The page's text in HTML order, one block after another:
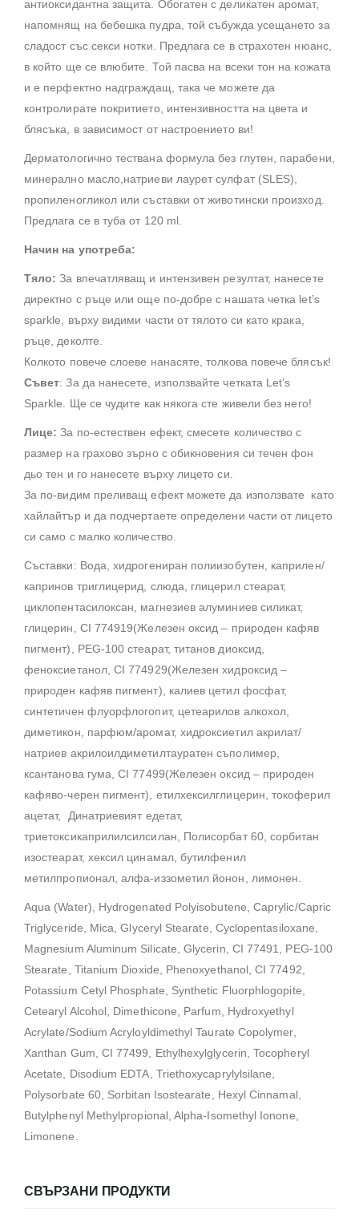
антиоксидантна защита. Обогатен с деликатен аромат,
напомнящ на бебешка пудра, той събужда усещането за
сладост със секси нотки. Предлага се в страхотен нюанс,
в който ще се влюбите. Той пасва на всеки тон на кожата
и е перфектно надграждащ, така че можете да
контролирате покритието, интензивността на цвета и
блясъка, в зависимост от настроението ви!
Дерматологично тествана формула без глутен, парабени,
минерално масло,натриеви лаурет сулфат (SLES),
пропиленогликол или съставки от животински произход.
Предлага се в туба от 120 ml.
Начин на употреба:
Тяло: За впечатляващ и интензивен резултат, нанесете
директно с ръце или още по-добре с нашата четка let’s
sparkle, върху видими части от тялото си като крака,
ръце, деколте.
Колкото повече слоеве нанасяте, толкова повече блясък!
Съвет: За да нанесете, използвайте четката Let’s
Sparkle. Ще се чудите как някога сте живели без него!
Лице: За по-естествен ефект, смесете количество с
размер на грахово зърно с обикновения си течен фон
дьо тен и го нанесете върху лицето си.
За по-видим преливащ ефект можете да използвате като
хайлайтър и да подчертаете определени части от лицето
си само с малко количество.
Съставки: Вода, хидрогениран полиизобутен, каприлен/
капринов триглицерид, слюда, глицерил стеарат,
циклопентасилоксан, магнезиев алуминиев силикат,
глицерин, CI 774919(Железен оксид – природен кафяв
пигмент), PEG-100 стеарат, титанов диоксид,
феноксиетанол, CI 774929(Железен хидроксид –
природен кафяв пигмент), калиев цетил фосфат,
синтетичен флуорфлогопит, цетеарилов алкохол,
диметикон, парфюм/аромат, хидроксиетил акрилат/
натриев акрилоилдиметилтауратен съполимер,
ксантанова гума, CI 77499(Железен оксид – природен
кафяво-черен пигмент), етилхексилглицерин, токоферил
ацетат, Динатриевият едетат,
триетоксикаприлилсилсилан, Полисорбат 60, сорбитан
изостеарат, хексил цинамал, бутилфенил
метилпропионал, алфа-иззометил йонон, лимонен.
Aqua (Water), Hydrogenated Polyisobutene, Caprylic/Capric
Triglyceride, Mica, Glyceryl Stearate, Cyclopentasiloxane,
Magnesium Aluminum Silicate, Glycerin, CI 77491, PEG-100
Stearate, Titanium Dioxide, Phenoxyethanol, CI 77492,
Potassium Cetyl Phosphate, Synthetic Fluorphlogopite,
Cetearyl Alcohol, Dimethicone, Parfum, Hydroxyethyl
Acrylate/Sodium Acryloyldimethyl Taurate Copolymer,
Xanthan Gum, CI 77499, Ethylhexylglycerin, Tocopheryl
Acetate, Disodium EDTA, Triethoxycaprylylsilane,
Polysorbate 60, Sorbitan Isostearate, Hexyl Cinnamal,
Butylphenyl Methylpropional, Alpha-Isomethyl Ionone,
Limonene.
СВЪРЗАНИ ПРОДУКТИ